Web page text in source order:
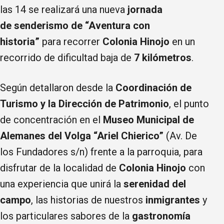
las 14 se realizará una nueva jornada
de senderismo de “Aventura con
historia” para recorrer Colonia Hinojo en un
recorrido de dificultad baja de 7 kilómetros.
Según detallaron desde la Coordinación de
Turismo y la Dirección de Patrimonio, el punto
de concentración en el Museo Municipal de
Alemanes del Volga “Ariel Chierico” (Av. De
los Fundadores s/n) frente a la parroquia, para
disfrutar de la localidad de Colonia Hinojo con
una experiencia que unirá la serenidad del
campo, las historias de nuestros inmigrantes y
los particulares sabores de la gastronomía